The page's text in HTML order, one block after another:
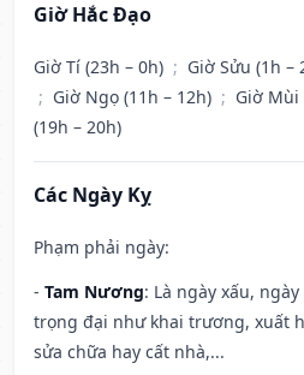
Giờ Hắc Đạo
Giờ Tí (23h – 0h) ; Giờ Sửu (1h –
; Giờ Ngọ (11h – 12h) ; Giờ Mùi
(19h – 20h)
Các Ngày Kỵ
Phạm phải ngày:
- Tam Nương: Là ngày xấu,
trọng đại như khai trương, xuất
sửa chữa hay cất nhà,...